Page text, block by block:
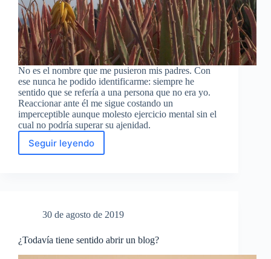
No es el nombre que me pusieron mis padres. Con
ese nunca he podido identificarme: siempre he
sentido que se refería a una persona que no era yo.
Reaccionar ante él me sigue costando un
imperceptible aunque molesto ejercicio mental sin el
cual no podría superar su ajenidad.
Seguir leyendo
Remedios
30 de agosto de 2019
¿Todavía tiene sentido abrir un blog?